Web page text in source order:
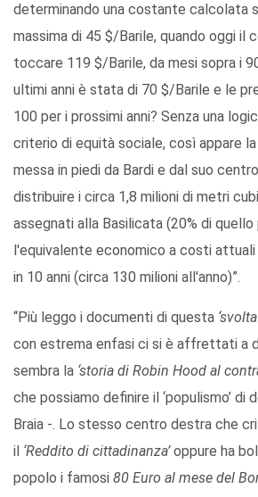
determinando una costante calcolata
massima di 45 $/Barile, quando oggi il
toccare 119 $/Barile, da mesi sopra i
ultimi anni è stata di 70 $/Barile e le
100 per i prossimi anni? Senza una
criterio di equità sociale, così appare la
messa in piedi da Bardi e dal suo
distribuire i circa 1,8 milioni di metri
assegnati alla Basilicata (20% di
l'equivalente economico a costi attuali
in 10 anni (circa 130 milioni all'anno)”.
“Più leggo i documenti di questa
con estrema enfasi ci si è affrettati a
sembra la ‘storia di Robin Hood al
che possiamo definire il ‘populismo’
Braia -. Lo stesso centro destra che
il ‘Reddito di cittadinanza’oppure ha
popolo i famosi 80 Euro al mese del